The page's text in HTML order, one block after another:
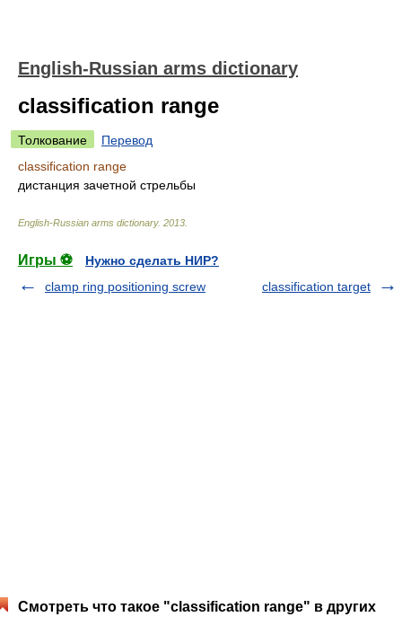
English-Russian arms dictionary
classification range
Толкование
Перевод
classification range
дистанция зачетной стрельбы
English-Russian arms dictionary. 2013
Игры ⚽
Нужно сделать НИР?
clamp ring positioning screw
classification target
Смотреть что такое "classification range" в других